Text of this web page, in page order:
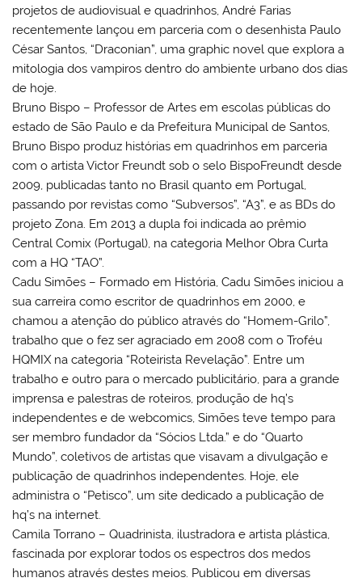
projetos de audiovisual e quadrinhos, André Farias
recentemente lançou em parceria com o desenhista Paulo
César Santos, “Draconian”, uma graphic novel que explora a
mitologia dos vampiros dentro do ambiente urbano dos dias
de hoje.
Bruno Bispo – Professor de Artes em escolas públicas do
estado de São Paulo e da Prefeitura Municipal de Santos,
Bruno Bispo produz histórias em quadrinhos em parceria
com o artista Victor Freundt sob o selo BispoFreundt desde
2009, publicadas tanto no Brasil quanto em Portugal,
passando por revistas como “Subversos”, “A3”, e as BDs do
projeto Zona. Em 2013 a dupla foi indicada ao prêmio
Central Comix (Portugal), na categoria Melhor Obra Curta
com a HQ “TAO”.
Cadu Simões – Formado em História, Cadu Simões iniciou a
sua carreira como escritor de quadrinhos em 2000, e
chamou a atenção do público através do “Homem-Grilo”,
trabalho que o fez ser agraciado em 2008 com o Troféu
HQMIX na categoria “Roteirista Revelação”. Entre um
trabalho e outro para o mercado publicitário, para a grande
imprensa e palestras de roteiros, produção de hq’s
independentes e de webcomics, Simões teve tempo para
ser membro fundador da “Sócios Ltda.” e do “Quarto
Mundo”, coletivos de artistas que visavam a divulgação e
publicação de quadrinhos independentes. Hoje, ele
administra o “Petisco”, um site dedicado a publicação de
hq’s na internet.
Camila Torrano – Quadrinista, ilustradora e artista plástica,
fascinada por explorar todos os espectros dos medos
humanos através destes meios. Publicou em diversas